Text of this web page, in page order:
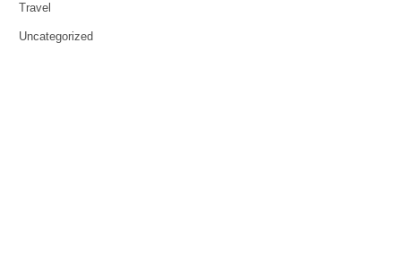
Travel
Uncategorized